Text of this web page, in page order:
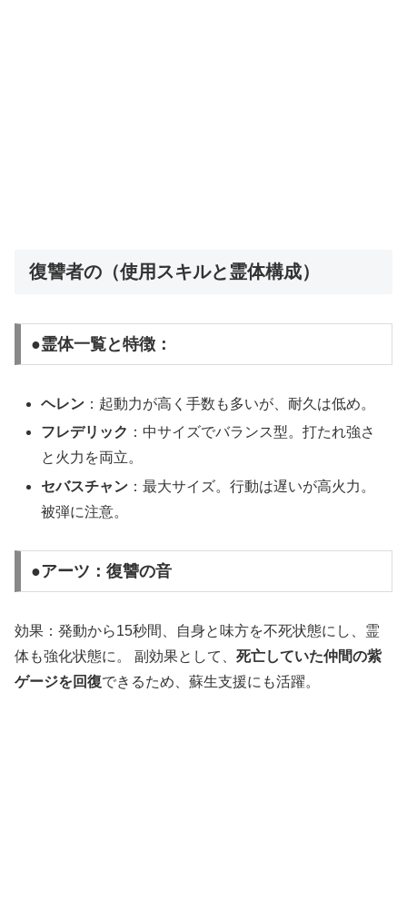
復讐者の（使用スキルと霊体構成）
●霊体一覧と特徴：
ヘレン ：起動力が高く手数も多いが、耐久は低め。
フレデリック ：中サイズでバランス型。打たれ強さ
と火力を両立。
セバスチャン ：最大サイズ。行動は遅いが高火力。
被弾に注意。
●アーツ：復讐の音
効果：発動から15秒間、自身と味方を不死状態にし、霊
体も強化状態に。 副効果として、 死亡していた仲間の紫
ゲージを回復できるため、蘇生支援にも活躍。